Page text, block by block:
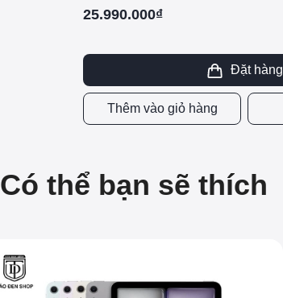
25.990.000₫
Đặt hàng
Thêm vào giỏ hàng
Có thể bạn sẽ thích